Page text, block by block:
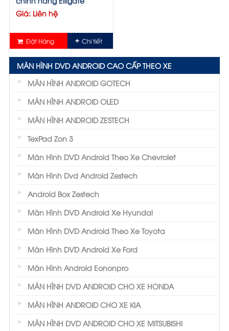
Giá: Liên hệ
Đặt Hàng Chi tiết
MÀN HÌNH DVD ANDROID CAO CẤP THEO XE
MÀN HÌNH ANDROID GOTECH
MÀN HÌNH ANDROID OLED
MÀN HÌNH ANDROID ZESTECH
TexPad Zon 3
Màn Hình DVD Android Theo Xe Chevrolet
Màn Hình Dvd Android Zestech
Android Box Zestech
Màn Hình DVD Android Xe Hyundai
Màn Hình DVD Android Theo Xe Toyota
Màn Hình DVD Android Xe Ford
Màn Hình Android Eononpro
MÀN HÌNH DVD ANDROID CHO XE HONDA
MÀN HÌNH ANDROID CHO XE KIA
MÀN HÌNH DVD ANDROID CHO XE MITSUBISHI